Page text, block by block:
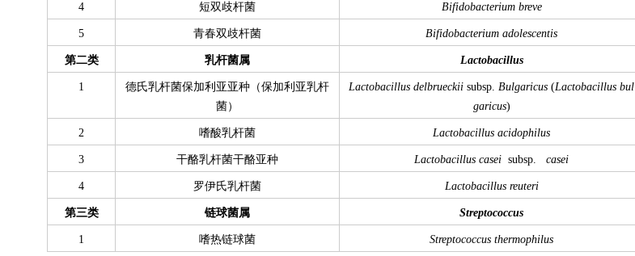
4 短双歧杆菌 Bifidobacterium breve
5 青春双歧杆菌 Bifidobacterium adolescentis
第二类 乳杆菌属 Lactobacillus
1
德氏乳杆菌保加利亚亚种（保加利亚乳杆
菌）
Lactobacillus delbrueckii subsp. Bulgaricus (Lactobacillus bul
garicus)
2 嗜酸乳杆菌 Lactobacillus acidophilus
3 干酪乳杆菌干酪亚种 Lactobacillus casei subsp. casei
4 罗伊氏乳杆菌 Lactobacillus reuteri
第三类 链球菌属 Streptococcus
1 嗜热链球菌 Streptococcus thermophilus